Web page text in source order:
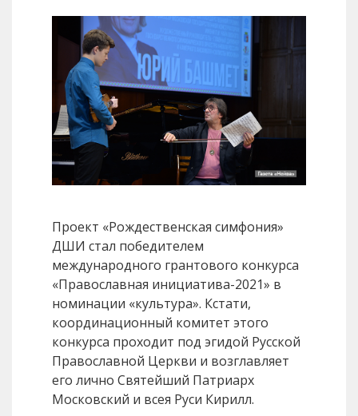
Проект «Рождественская симфония»
ДШИ стал победителем
международного грантового конкурса
«Православная инициатива-2021» в
номинации «культура». Кстати,
координационный комитет этого
конкурса проходит под эгидой Русской
Православной Церкви и возглавляет
его лично Святейший Патриарх
Московский и всея Руси Кирилл.